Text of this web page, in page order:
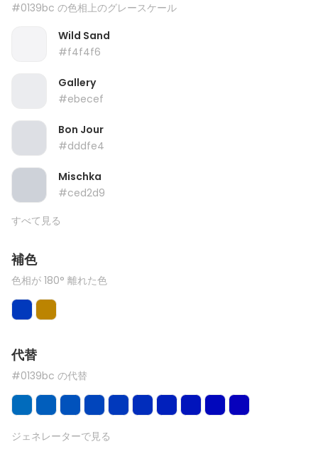
#0139bc の色相上のグレースケール
Wild Sand
#f4f4f6
Gallery
#ebecef
Bon Jour
#dddfe4
Mischka
#ced2d9
すべて見る
補色
色相が 180° 離れた色
代替
#0139bc の代替
ジェネレーターで見る